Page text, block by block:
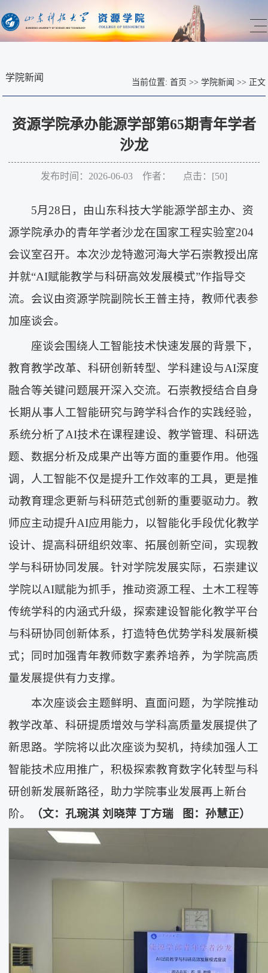
学院新闻 当前位置: 首页 >> 学院新闻 >> 正文
资源学院承办能源学部第65期青年学者
沙龙
发布时间：2026-06-03 作者： 点击：[50]
5月28日，由山东科技大学能源学部主办、资
源学院承办的青年学者沙龙在国家工程实验室204
会议室召开。本次沙龙特邀河海大学石崇教授出席
并就“AI赋能教学与科研高效发展模式”作指导交
流。会议由资源学院副院长王普主持，教师代表参
加座谈会。
座谈会围绕人工智能技术快速发展的背景下，
教育教学改革、科研创新转型、学科建设与AI深度
融合等关键问题展开深入交流。石崇教授结合自身
长期从事人工智能研究与跨学科合作的实践经验，
系统分析了AI技术在课程建设、教学管理、科研选
题、数据分析及成果产出等方面的重要作用。他强
调，人工智能不仅是提升工作效率的工具，更是推
动教育理念更新与科研范式创新的重要驱动力。教
师应主动提升AI应用能力，以智能化手段优化教学
设计、提高科研组织效率、拓展创新空间，实现教
学与科研协同发展。针对学院发展实际，石崇建议
学院以AI赋能为抓手，推动资源工程、土木工程等
传统学科的内涵式升级，探索建设智能化教学平台
与科研协同创新体系，打造特色优势学科发展新模
式；同时加强青年教师数字素养培养，为学院高质
量发展提供有力支撑。
本次座谈会主题鲜明、直面问题，为学院推动
教学改革、科研提质增效与学科高质量发展提供了
新思路。学院将以此次座谈为契机，持续加强人工
智能技术应用推广，积极探索教育数字化转型与科
研创新发展新路径，助力学院事业发展再上新台
阶。
（文：孔琬淇 刘晓萍 丁方瑞 图： 孙慧正）